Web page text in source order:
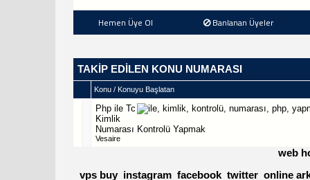
Hemen Üye Ol Banlanan Üyeler
TAKIP EDILEN KONU NUMARASI
Konu / Konuyu Başlatan
Php ile Tc
Kimlik
Numarası Kontrolü Yapmak
Vesaire
web
vps buy instagram facebook twitter online